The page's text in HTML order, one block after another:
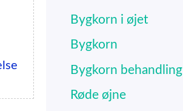
Bygkorn i øjet
Bygkorn
Bygkorn behandling
Røde øjne